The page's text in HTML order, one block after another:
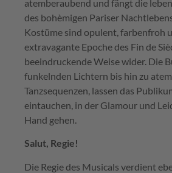
atemberaubend und fängt die
des bohèmigen Pariser
Kostüme sind opulent, farbenfroh
extravagante Epoche des Fin de
beeindruckende Weise wider. Die
funkelnden Lichtern bis hin zu
Tanzsequenzen, lassen das
eintauchen, in der Glamour und
Hand gehen.
Salut, Regie!
Die Regie des Musicals verdient